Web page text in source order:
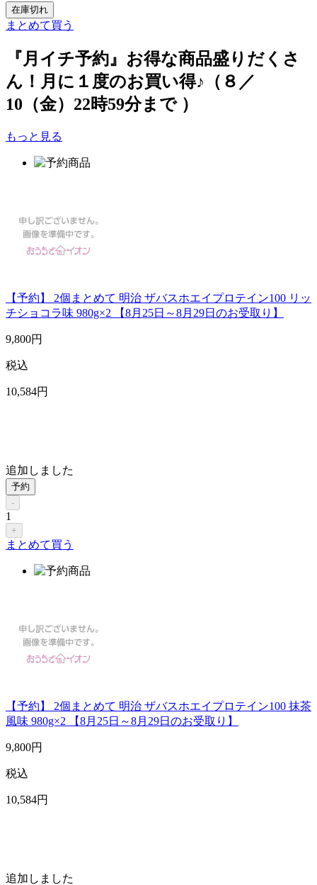
在庫切れ
まとめて買う
『月イチ予約』お得な商品盛りだくさ
ん！月に１度のお買い得♪（８／
10（金）22時59分まで ）
もっと見る
【予約】 2個まとめて 明治 ザバスホエイプロテイン100 リッ
チショコラ味 980g×2 【8月25日～8月29日のお受取り】
9,800円
税込
10,584円
追加しました
予約
-
1
+
まとめて買う
【予約】 2個まとめて 明治 ザバスホエイプロテイン100 抹茶
風味 980g×2 【8月25日～8月29日のお受取り】
9,800円
税込
10,584円
追加しました